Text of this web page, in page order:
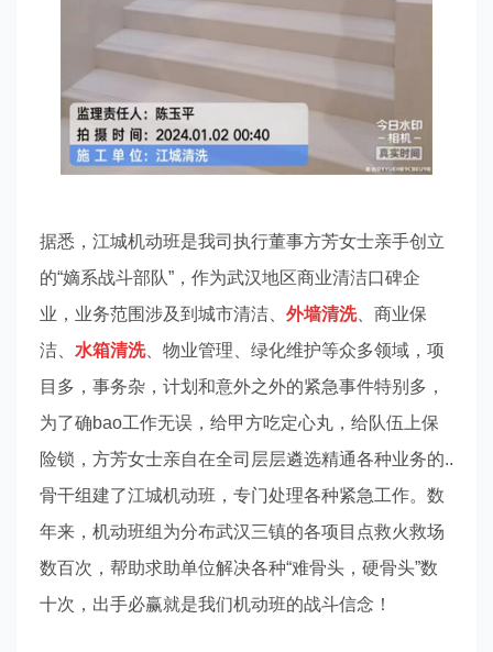
据悉，江城机动班是我司执行董事方芳女士亲手创立
的“嫡系战斗部队”，作为武汉地区商业清洁口碑企
业，业务范围涉及到城市清洁、 外墙清洗、商业保
洁、 水箱清洗、物业管理、绿化维护等众多领域，项
目多，事务杂，计划和意外之外的紧急事件特别多，
为了确bao工作无误，给甲方吃定心丸，给队伍上保
险锁，方芳女士亲自在全司层层遴选精通各种业务的..
骨干组建了江城机动班，专门处理各种紧急工作。数
年来，机动班组为分布武汉三镇的各项目点救火救场
数百次，帮助求助单位解决各种“难骨头，硬骨头”数
十次，出手必赢就是我们机动班的战斗信念！